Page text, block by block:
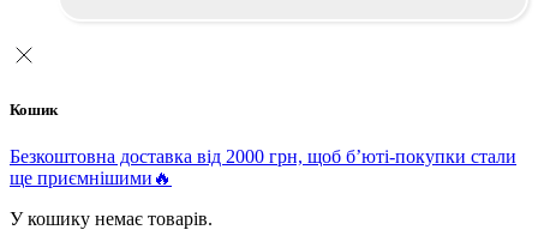
Кошик
Безкоштовна доставка від 2000 грн, щоб б’юті-покупки стали
ще приємнішими🔥
У кошику немає товарів.